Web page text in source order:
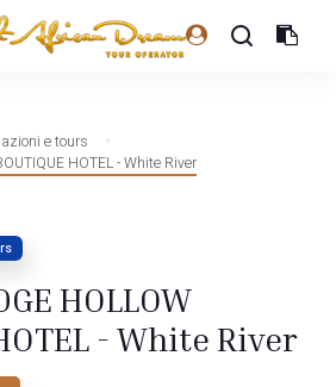
e tours
HOTEL - White River
HOLLOW
- White River